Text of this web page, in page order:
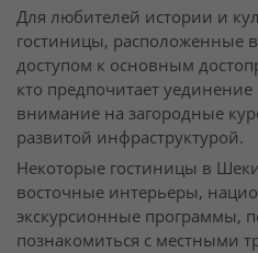
Для любителей истории и
гостиницы, расположенные
доступом к основным
кто предпочитает
внимание на загородные
развитой инфраструктурой.
Некоторые гостиницы в
восточные интерьеры,
экскурсионные программы,
познакомиться с местными